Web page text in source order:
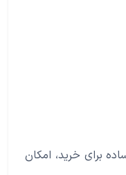
برای خرید، امکان